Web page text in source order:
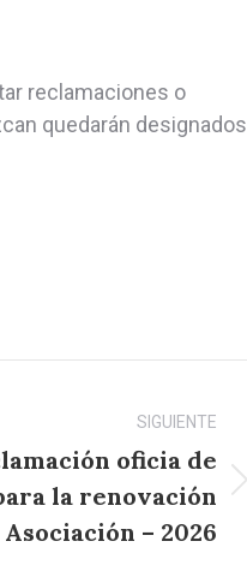
reclamaciones o
quedarán designados
SIGUIENTE
oficia de
la renovación
– 2026